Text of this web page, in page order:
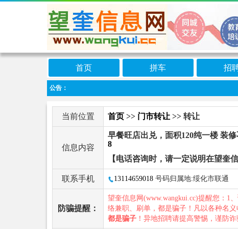
首页 拼车 招
公告：
当前位置 首页 >> 门市转让 >> 转让
信息内容
早餐旺店出兑，面积120纯一楼 装
8
【电话咨询时，请一定说明在望奎
联系手机 13114659018 号码归属地:绥化市联通
防骗提醒：
望奎信息网(www.wangkui.cc)提醒您：1、
络兼职、刷单，都是骗子！凡以各种名义
都是骗子 ！异地招聘请提高警惕，谨防诈